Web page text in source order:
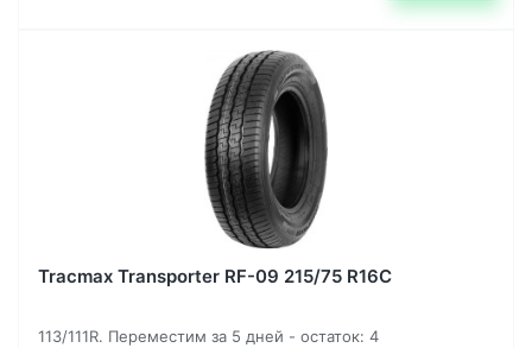
Tracmax Transporter RF-09 215/75 R16C
113/111R. Переместим за 5 дней - остаток: 4